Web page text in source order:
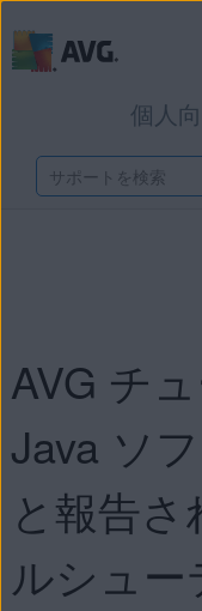
個人
AVG チ
Java ソ
と報告
ルシュ